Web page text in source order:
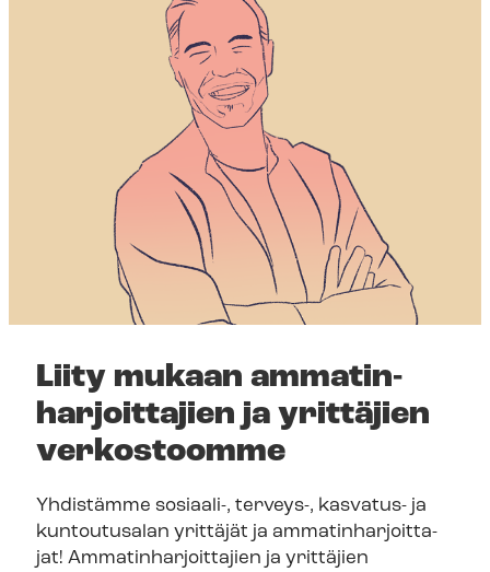
Liity mukaan am­ma­tin­
har­joit­ta­jien ja yrittäjien
verkostoomme
Yhdistämme sosiaali-, terveys-, kasvatus- ja
kuntoutusalan yrittäjät ja am­ma­tin­har­joit­ta­
jat! Am­ma­tin­har­joit­ta­jien ja yrittäjien